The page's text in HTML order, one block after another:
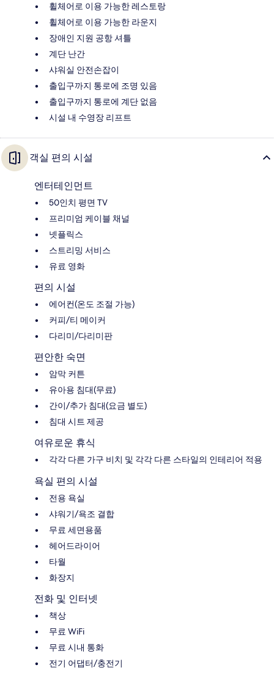
휠체어로 이용 가능한 레스토랑
휠체어로 이용 가능한 라운지
장애인 지원 공항 셔틀
계단 난간
샤워실 안전손잡이
출입구까지 통로에 조명 있음
출입구까지 통로에 계단 없음
시설 내 수영장 리프트
객실 편의 시설
엔터테인먼트
50인치 평면 TV
프리미엄 케이블 채널
넷플릭스
스트리밍 서비스
유료 영화
편의 시설
에어컨(온도 조절 가능)
커피/티 메이커
다리미/다리미판
편안한 숙면
암막 커튼
유아용 침대(무료)
간이/추가 침대(요금 별도)
침대 시트 제공
여유로운 휴식
각각 다른 가구 비치 및 각각 다른 스타일의 인테리어 적용
욕실 편의 시설
전용 욕실
샤워기/욕조 결합
무료 세면용품
헤어드라이어
타월
화장지
전화 및 인터넷
책상
무료 WiFi
무료 시내 통화
전기 어댑터/충전기